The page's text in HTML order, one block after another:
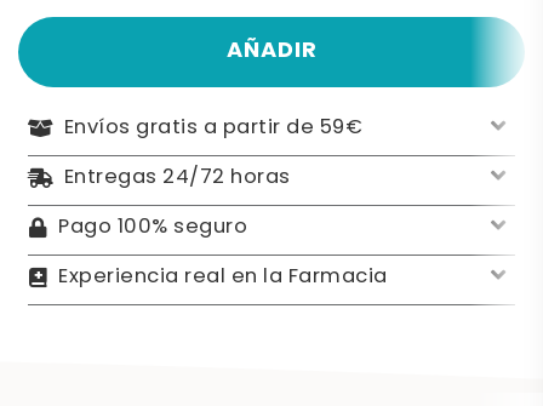
AÑADIR
Envíos gratis a partir de 59€
Entregas 24/72 horas
Pago 100% seguro
Experiencia real en la Farmacia